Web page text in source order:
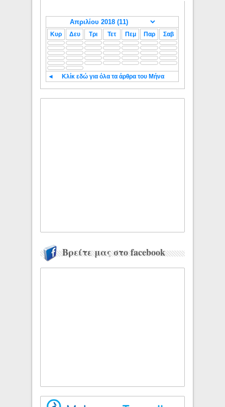
Κυρ Δευ Τρι Τετ Πεμ Παρ Σαβ
◄ Κλίκ εδώ για όλα τα άρθρα του Μήνα
Βρείτε μας στο facebook